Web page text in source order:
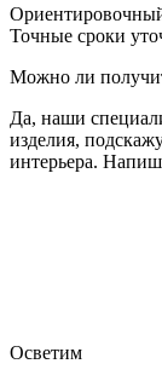
Ориентировочный
Точные сроки
Можно ли
Да, наши
изделия,
интерьера.
Осветим